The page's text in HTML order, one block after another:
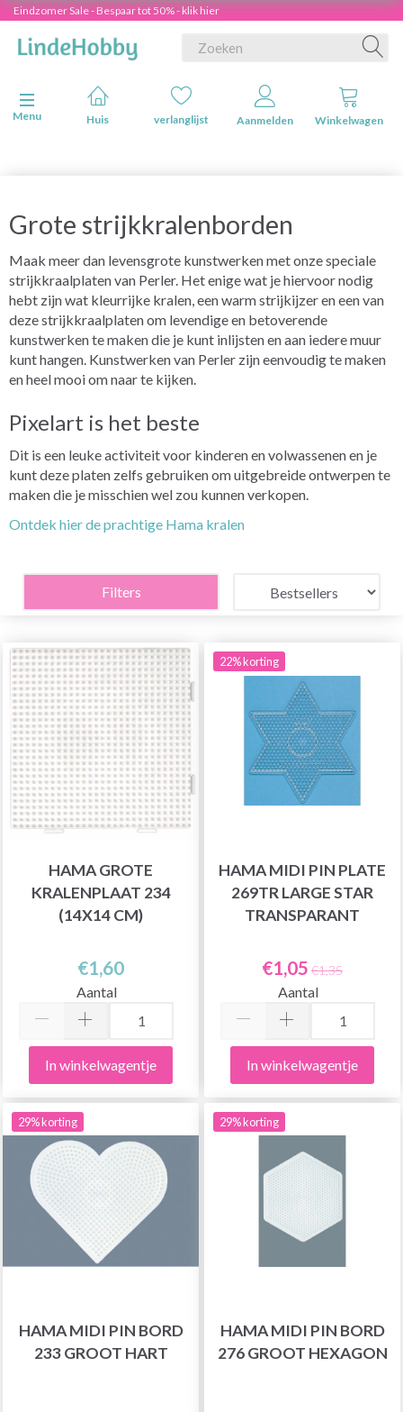
Eindzomer Sale - Bespaar tot 50% - klik hier
Navigatie in-/uitschakelen
Menu
Huis verlanglijst Aanmelden Winkelwagen
Grote strijkkralenborden
Maak meer dan levensgrote kunstwerken met onze speciale
strijkkraalplaten van Perler. Het enige wat je hiervoor nodig
hebt zijn wat kleurrijke kralen, een warm strijkijzer en een van
deze strijkkraalplaten om levendige en betoverende
kunstwerken te maken die je kunt inlijsten en aan iedere muur
kunt hangen. Kunstwerken van Perler zijn eenvoudig te maken
en heel mooi om naar te kijken.
Pixelart is het beste
Dit is een leuke activiteit voor kinderen en volwassenen en je
kunt deze platen zelfs gebruiken om uitgebreide ontwerpen te
maken die je misschien wel zou kunnen verkopen.
Ontdek hier de prachtige Hama kralen
Filters
HAMA GROTE
KRALENPLAAT 234
(14X14 CM)
€1,60
Aantal
In winkelwagentje
22% korting
HAMA MIDI PIN PLATE
269TR LARGE STAR
TRANSPARANT
€1,05 €1,35
Aantal
In winkelwagentje
29% korting
HAMA MIDI PIN BORD
233 GROOT HART
29% korting
HAMA MIDI PIN BORD
276 GROOT HEXAGON